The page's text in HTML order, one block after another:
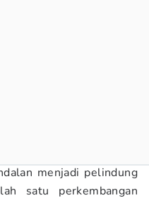
menjadi pelindung
satu perkembangan